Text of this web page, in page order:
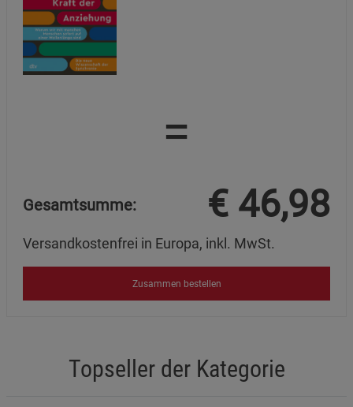
=
Gesamtsumme: € 46,98
Versandkostenfrei in Europa, inkl. MwSt.
Zusammen bestellen
Topseller der Kategorie